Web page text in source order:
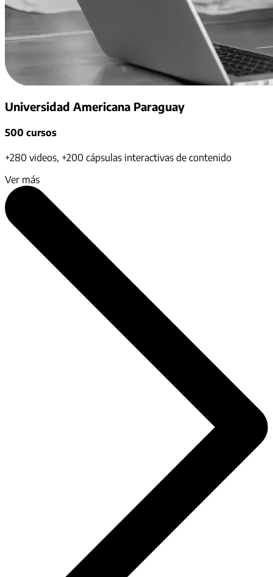
Universidad Americana Paraguay
500 cursos
+280 videos, +200 cápsulas interactivas de contenido
Ver más